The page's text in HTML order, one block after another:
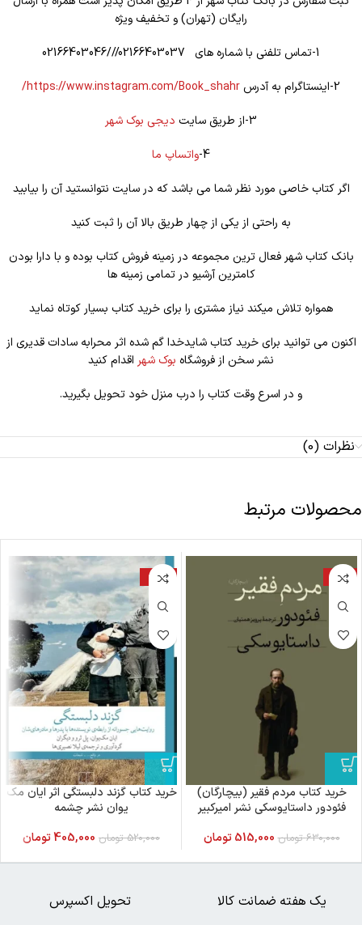
رایگان (تهران) و تخفیف ویژه
1-تماس تلفنی با شماره های 02166403037///02166403046
2-اینستاگرام به آدرس
https://www.instagram.com/Book_shahr/
3-از طریق سایت
دیجی بوک شهر
4- واتساپ ما
اگر کتاب خاصی مورد نظر شما می باشد که در سایت نتوانستید آن را بیابید
به راحتی از یکی از چهار طریق بالا آن را ثبت کنید
بانک کتاب شهر فعال ترین مجموعه در زمینه فروش کتاب بوده و با دارا بودن
کامترین آرشیو در تمامی زمینه ها
همواره تلاش میکند نیاز مشتری را برای خرید کتاب بسیار کوتاه نماید
اکنون می توانید برای خرید کتاب شایدخدا گم شده اثر محرابه سادات قدیری از
نشر سخن از فروشگاه بوک شهر اقدام کنید
و در اسرع وقت کتاب را درب منزل خود تحویل بگیرید.
نظرات (0)
محصولات مرتبط
-18%
خرید کتاب مردم فقیر (بیچارگان)
فئودور داستایوسکی نشر امیرکبیر
630,000 تومان 515,000 تومان
-22%
خرید کتاب گزند دلبستگی اثر ایان مک
یوان نشر چشمه
520,000 تومان 405,000تومان
تحویل اکسپرس یک هفته ضمانت کالا